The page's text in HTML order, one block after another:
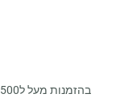
בהזמנות מעל ל500 ₪ לכל חלקי הארץ, עד 3 ימי עסקים.